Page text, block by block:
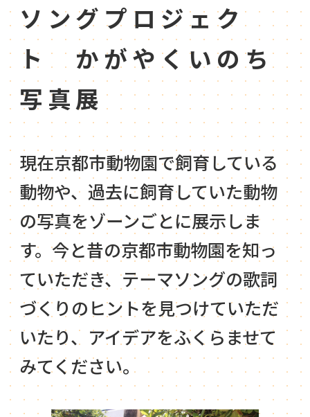
ソングプロジェク
ト かがやくいのち
写真展
現在京都市動物園で飼育している
動物や、過去に飼育していた動物
の写真をゾーンごとに展示しま
す。今と昔の京都市動物園を知っ
ていただき、テーマソングの歌詞
づくりのヒントを見つけていただ
いたり、アイデアをふくらませて
みてください。